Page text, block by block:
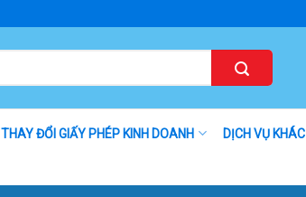
THAY ĐỔI GIẤY PHÉP KINH DOANH DỊCH VỤ KHÁC